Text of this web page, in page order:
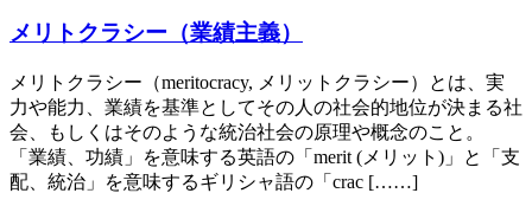
メリトクラシー（業績主義）
メリトクラシー（meritocracy, メリットクラシー）とは、実
力や能力、業績を基準としてその人の社会的地位が決まる社
会、もしくはそのような統治社会の原理や概念のこと。
「業績、功績」を意味する英語の「merit (メリット)」と「支
配、統治」を意味するギリシャ語の「crac [……]